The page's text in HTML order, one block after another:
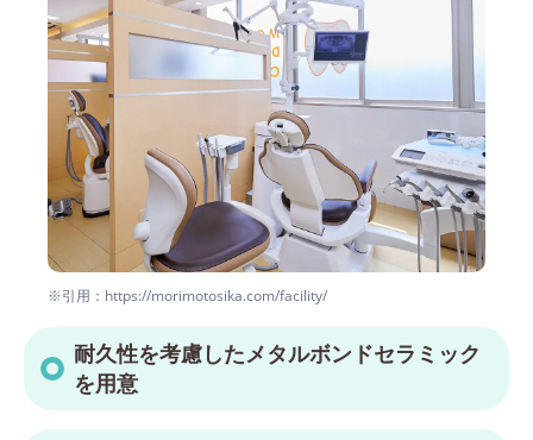
※引用：https://morimotosika.com/facility/
耐久性を考慮したメタルボンドセラミック
を用意